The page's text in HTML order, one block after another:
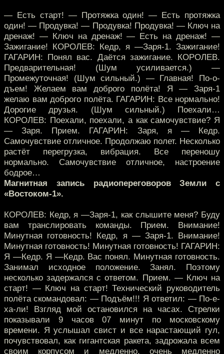
— Есть старт! — Протяжка один! — Есть протяжка
один! — Продувка! — Продувка! Продувка! — Ключ на
дренаж! — Ключ на дренаж! — Есть на дренаж! —
Зажигание! КОРОЛЕВ: Кедр, я —Заря-1. Зажигание!
ГАГАРИН: Понял вас. Даётся зажигание. КОРОЛЕВ.
Предварительная! (Шум усиливается.) —
Промежуточная! (Шум сильный.) — Главная! По-о-
дъем! Желаем вам доброго полёта! Я — Заря-1
желаю вам доброго полёта. ГАГАРИН: Все нормально!
Дорогие друзья. (Шум сильный.) Поехали…
КОРОЛЕВ: Поехали, поехали, а как самочувствие? Я
— Заря. Прием. ГАГАРИН: Заря, я — Кедр.
Самочувствие отличное. Продолжаю полет. Несколько
растёт перегрузка, вибрация. Все переношу
нормально. Самочувствие отличное, настроение
бодрое…
Магнитная запись радиопереговоров Земли с
«Востоком-1».
КОРОЛЕВ: Кедр, я —Заря-1, как слышите меня? Буду
вам транслировать команды. Прием. Внимание!
Минутная готовность! Кедр, я — Заря-1. Внимание!
Минутная готовность! Минутная готовность! ГАГАРИН:
Я —Кедр. Я —Кедр. Вас понял. Минутная готовность.
Занимал исходное положение. Занял. Поэтому
несколько задержался с ответом. Прием. — Ключ на
старт! — Ключ на старт! Технический руководитель
полёта скомандовал: — Подъём!!! Я ответил: — По-е-
ха-ли! Взгляд мой остановился на часах. Стрелки
показывали 9 часов 07 минут по московскому
времени. Я услышал свист и все нарастающий гул,
почувствовал, как гигантская ракета, задрожала всем
своим корпусом и медленно, очень медленно